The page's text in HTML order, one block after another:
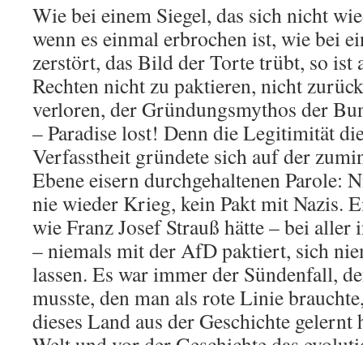
Wie bei einem Siegel, das sich nicht
wenn es einmal erbrochen ist, wie bei
zerstört, das Bild der Torte trübt, so ist
Rechten nicht zu paktieren, nicht
verloren, der Gründungsmythos der
– Paradise lost! Denn die Legitimität
Verfasstheit gründete sich auf der
Ebene eisern durchgehaltenen Parole:
nie wieder Krieg, kein Pakt mit Nazis.
wie Franz Josef Strauß hätte – bei
– niemals mit der AfD paktiert, sich
lassen. Es war immer der Sündenfall,
musste, den man als rote Linie
dieses Land aus der Geschichte gelernt